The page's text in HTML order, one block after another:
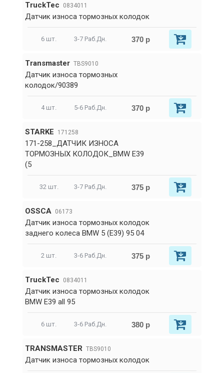
TruckTec 0834011
Датчик износа тормозных колодок
6 шт. 3-7 Раб.Дн. 370 р
Transmaster TBS9010
Датчик износа тормозных
колодок/90389
4 шт. 5-6 Раб.Дн. 370 р
STARKE 171258
171-258_ДАТЧИК ИЗНОСА
ТОРМОЗНЫХ КОЛОДОК_BMW Е39
(5
32 шт. 3-7 Раб.Дн. 375 р
OSSCA 06173
Датчик износа тормозных колодок
заднего колеса BMW 5 (E39) 95 04
2 шт. 3-6 Раб.Дн. 375 р
TruckTec 0834011
Датчик износа тормозных колодок
BMW E39 all 95
6 шт. 3-6 Раб.Дн. 380 р
TRANSMASTER TBS9010
Датчик износа тормозных колодок